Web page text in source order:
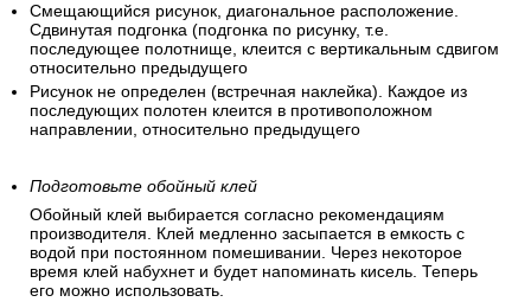
Смещающийся рисунок, диагональное расположение.
Сдвинутая подгонка (подгонка по рисунку, т.е.
последующее полотнище, клеится с вертикальным сдвигом
относительно предыдущего
Рисунок не определен (встречная наклейка). Каждое из
последующих полотен клеится в противоположном
направлении, относительно предыдущего
Подготовьте обойный клей
Обойный клей выбирается согласно рекомендациям
производителя. Клей медленно засыпается в емкость с
водой при постоянном помешивании. Через некоторое
время клей набухнет и будет напоминать кисель. Теперь
его можно использовать.